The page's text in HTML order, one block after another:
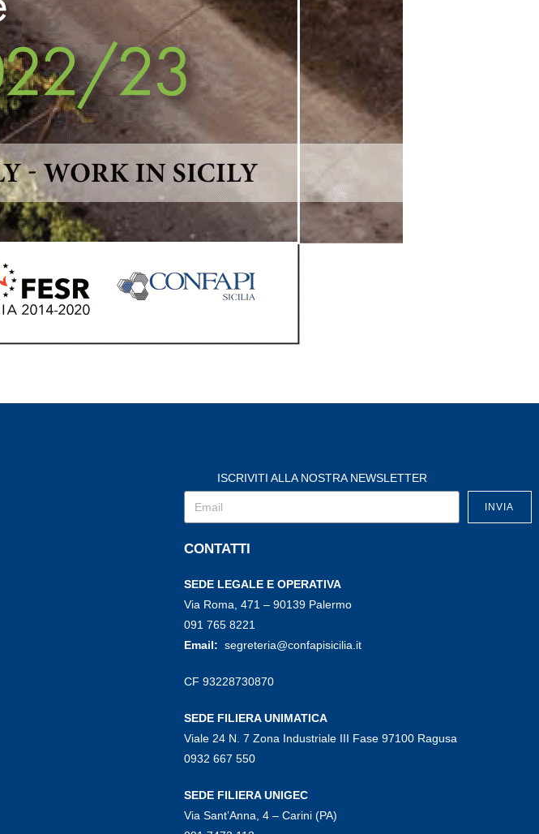
ISCRIVITI ALLA NOSTRA NEWSLETTER
INVIA
CONTATTI
SEDE LEGALE E OPERATIVA
Via Roma, 471 – 90139 Palermo
091 765 8221
Email: segreteria@confapisicilia.it
CF 93228730870
SEDE FILIERA UNIMATICA
Viale 24 N. 7 Zona Industriale III Fase 97100 Ragusa
0932 667 550
SEDE FILIERA UNIGEC
Via Sant’Anna, 4 – Carini (PA)